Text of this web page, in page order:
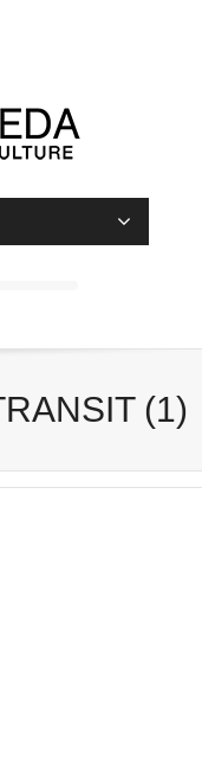
(1)